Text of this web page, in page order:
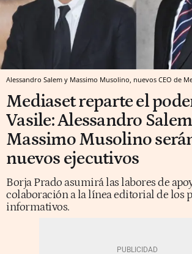
Alessandro Salem y Massimo Musolino, nuevos CEO de
Mediaset reparte el
Vasile: Alessandro
Massimo Musolino
nuevos ejecutivos
Borja Prado asumirá las labores de
colaboración a la línea editorial de los
informativos.